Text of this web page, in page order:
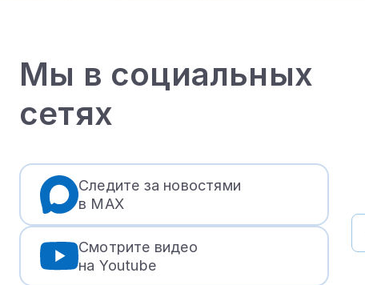
Мы в социальных
сетях
Следите за новостями
в МАХ
Смотрите видео
на Youtube